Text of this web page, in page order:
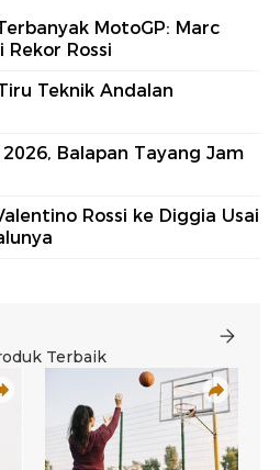
MotoGP: Marc
Rossi
Teknik Andalan
Balapan Tayang Jam
Rossi ke Diggia Usai